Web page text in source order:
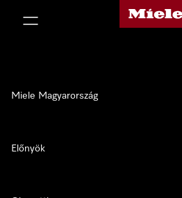
Miele honlapja
Miele Magyarország
Előnyök